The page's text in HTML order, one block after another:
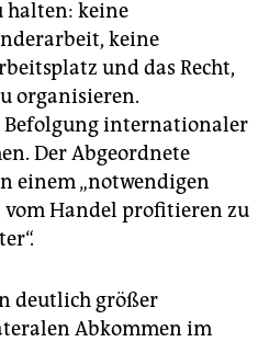
halten: keine
keine
und das Recht,
organisieren.
internationaler
Der Abgeordnete
einem „notwendigen
vom Handel profitieren zu
deutlich größer
Abkommen im